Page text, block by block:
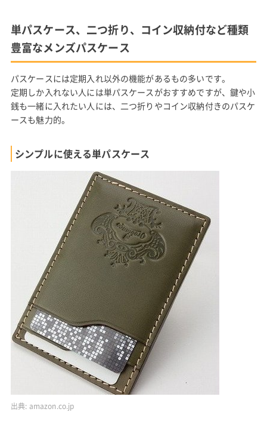
単パスケース、二つ折り、コイン収納付など種類
豊富なメンズパスケース
パスケースには定期入れ以外の機能があるもの多いです。
定期しか入れない人には単パスケースがおすすめですが、鍵や小
銭も一緒に入れたい人には、二つ折りやコイン収納付きのパスケ
ースも魅力的。
シンプルに使える単パスケース
出典: amazon.co.jp